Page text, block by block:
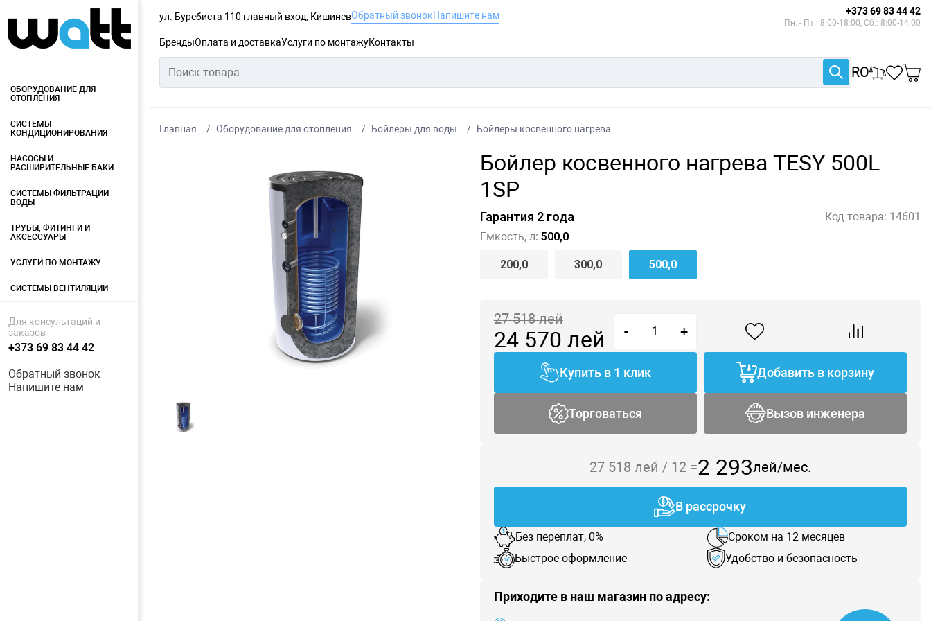
ул. Буребиста 110 главный вход, КишиневОбратный звонокНапишите нам +373 69 83 44 42
Пн. - Пт.: 8:00-18:00, Сб.: 8:00-14:00
БрендыОплата и доставкаУслуги по монтажуКонтакты
RO
ОБОРУДОВАНИЕ ДЛЯ
ОТОПЛЕНИЯ
СИСТЕМЫ
КОНДИЦИОНИРОВАНИЯ
НАСОСЫ И
РАСШИРИТЕЛЬНЫЕ БАКИ
СИСТЕМЫ ФИЛЬТРАЦИИ
ВОДЫ
ТРУБЫ, ФИТИНГИ И
АКСЕССУАРЫ
УСЛУГИ ПО МОНТАЖУ
СИСТЕМЫ ВЕНТИЛЯЦИИ
Для консультаций и
заказов
+373 69 83 44 42
Обратный звонок
Напишите нам
Главная Оборудование для отопления Бойлеры для воды Бойлеры косвенного нагрева
Бойлер косвенного нагрева TESY 500L
1SP
Гарантия 2 года Код товара: 14601
Емкость, л: 500,0
200,0 300,0 500,0
27 518лей
24 570 лей - +
Купить в 1 клик Добавить в корзину
Торговаться Вызов инженера
27 518 лей / 12=2 293лей/мес.
В рассрочку
Без переплат, 0%
Сроком на 12 месяцев
Быстрое оформление
Удобство и безопасность
Приходите в наш магазин по адресу: